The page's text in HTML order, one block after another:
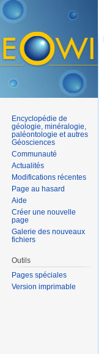
Encyclopédie de
géologie, minéralogie,
paléontologie et autres
Géosciences
Communauté
Actualités
Modifications récentes
Page au hasard
Aide
Créer une nouvelle
page
Galerie des nouveaux
fichiers
Outils
Pages spéciales
Version imprimable